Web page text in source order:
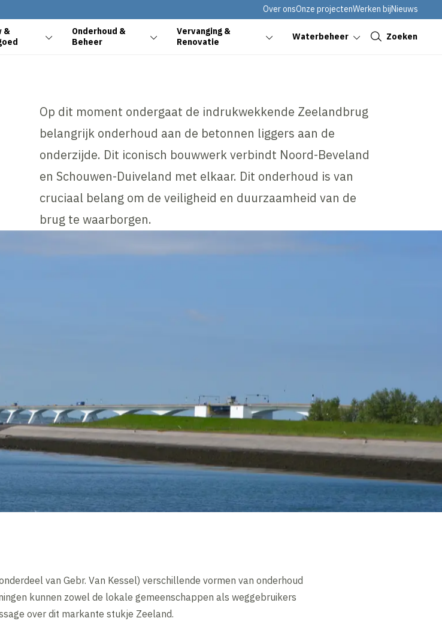
Over onsOnze projectenWerken bijNieuws
&
Onderhoud &
Beheer
Vervanging &
Renovatie
Waterbeheer Zoeken
Op dit moment ondergaat de indrukwekkende Zeelandbrug
belangrijk onderhoud aan de betonnen liggers aan de
onderzijde. Dit iconisch bouwwerk verbindt Noord-Beveland
en Schouwen-Duiveland met elkaar. Dit onderhoud is van
cruciaal belang om de veiligheid en duurzaamheid van de
brug te waarborgen.
van Gebr. Van Kessel) verschillende vormen van onderhoud
kunnen zowel de lokale gemeenschappen als weggebruikers
over dit markante stukje Zeeland.
Sluiten